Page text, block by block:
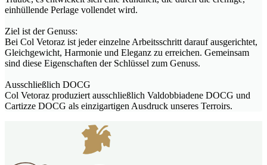
einhüllende Perlage vollendet wird.
Ziel ist der Genuss:
Bei Col Vetoraz ist jeder einzelne Arbeitsschritt darauf ausgerichtet,
Gleichgewicht, Harmonie und Eleganz zu erreichen. Gemeinsam
sind diese Eigenschaften der Schlüssel zum Genuss.
Ausschließlich DOCG
Col Vetoraz produziert ausschließlich Valdobbiadene DOCG und
Cartizze DOCG als einzigartigen Ausdruck unseres Terroirs.